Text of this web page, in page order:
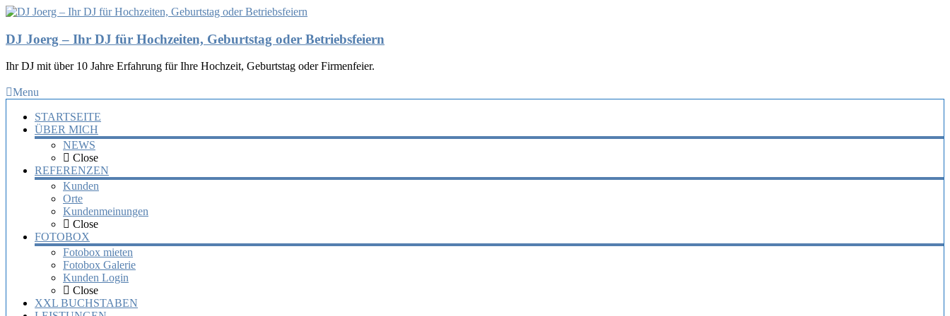
DJ Joerg – Ihr DJ für Hochzeiten, Geburtstag oder Betriebsfeiern
Ihr DJ mit über 10 Jahre Erfahrung für Ihre Hochzeit, Geburtstag oder Firmenfeier.
Menu
STARTSEITE
ÜBER MICH
NEWS
Close
REFERENZEN
Kunden
Orte
Kundenmeinungen
Close
FOTOBOX
Fotobox mieten
Fotobox Galerie
Kunden Login
Close
XXL BUCHSTABEN